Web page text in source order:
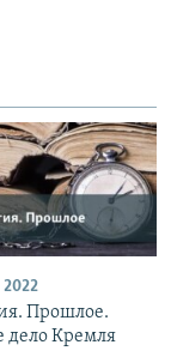
Прошлое.
дело Кремля